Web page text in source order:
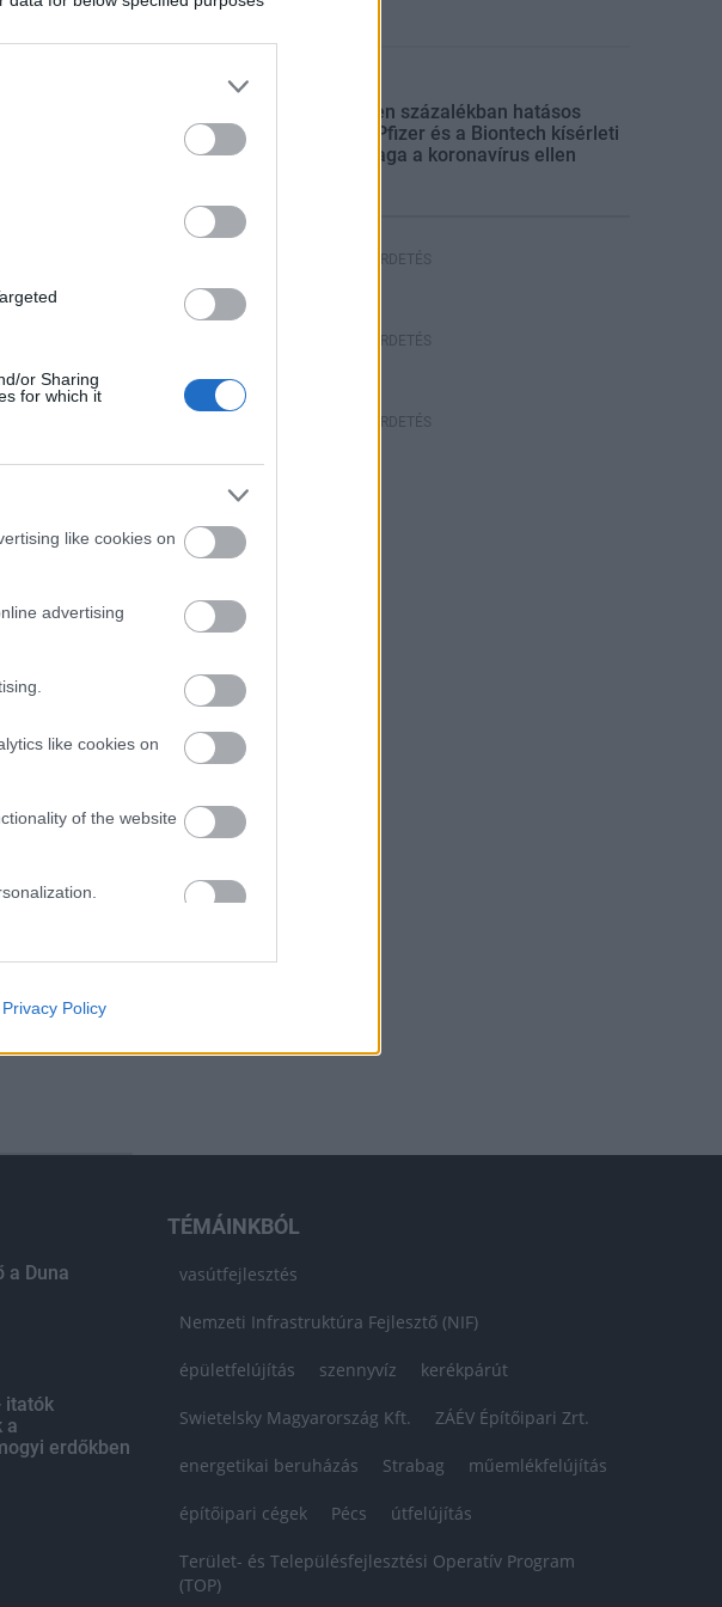
or Sharing
for which it
like cookies on
advertising
like cookies on
of the website
including
Privacy Policy
vártunk:
a teljesen új
jelzőlámpás
hírű
indult
Kilencven százalékban hatásos
lehet a Pfizer és a Biontech kísérleti
oltóanyaga a koronavírus ellen
HIRDETÉS
HÍRDETÉS
HÍRDETÉS
a Duna
itatók
a
erdőkben
TÉMÁINKBÓL
vasútfejlesztés
Nemzeti Infrastruktúra Fejlesztő (NIF)
épületfelújítás szennyvíz kerékpárút
Swietelsky Magyarország Kft. ZÁÉV Építőipari Zrt.
energetikai beruházás Strabag műemlékfelújítás
építőipari cégek Pécs útfelújítás
Terület- és Településfejlesztési Operatív Program
(TOP)